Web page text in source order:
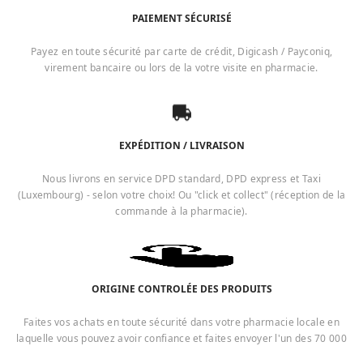
PAIEMENT SÉCURISÉ
Payez en toute sécurité par carte de crédit, Digicash / Payconiq,
virement bancaire ou lors de la votre visite en pharmacie.
EXPÉDITION / LIVRAISON
Nous livrons en service DPD standard, DPD express et Taxi
(Luxembourg) - selon votre choix! Ou "click et collect" (réception de la
commande à la pharmacie).
ORIGINE CONTROLÉE DES PRODUITS
Faites vos achats en toute sécurité dans votre pharmacie locale en
laquelle vous pouvez avoir confiance et faites envoyer l'un des 70 000